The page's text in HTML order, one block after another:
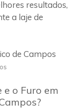
resultados,
a laje de
e o Furo em